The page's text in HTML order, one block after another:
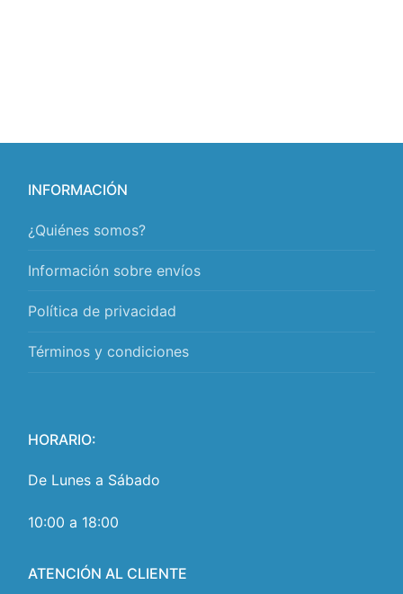
INFORMACIÓN
¿Quiénes somos?
Información sobre envíos
Política de privacidad
Términos y condiciones
HORARIO:
De Lunes a Sábado
10:00 a 18:00
ATENCIÓN AL CLIENTE